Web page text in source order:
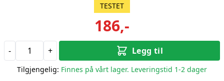
TESTET
186,-
- + Legg til
Tilgjengelig: Finnes på vårt lager. Leveringstid 1-2 dager